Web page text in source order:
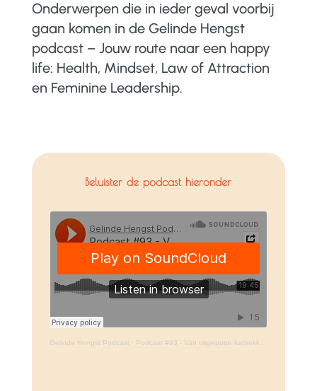
Onderwerpen die in ieder geval voorbij
gaan komen in de Gelinde Hengst
podcast – Jouw route naar een happy
life: Health, Mindset, Law of Attraction
en Feminine Leadership.
Beluister de podcast hieronder
Gelinde Hengst Podcast · Podcast #93 - Van uitgeputte kartrekker naar bezield leven